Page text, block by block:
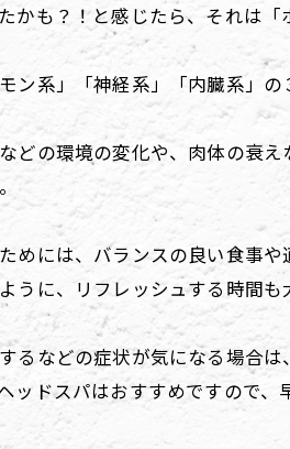
かも？！と感じたら、それは
ン系」「神経系」「内臓系」
どの環境の変化や、肉体の衰
めには、バランスの良い食事
うに、リフレッシュする時間も
るなどの症状が気になる場合
ッドスパはおすすめですので、